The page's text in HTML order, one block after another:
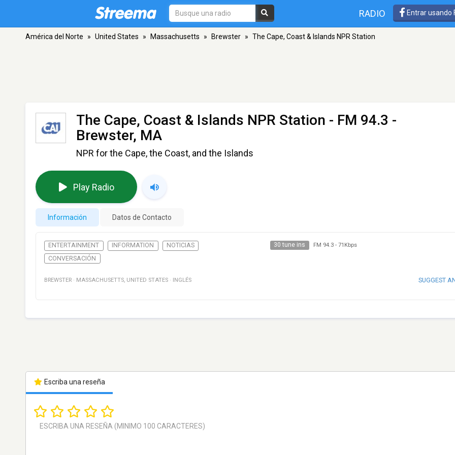
RADIO Entrar usando
América del Norte » United States » Massachusetts » Brewster » The Cape, Coast & Islands NPR Station
The Cape, Coast & Islands NPR Station - FM 94.3 -
Brewster, MA
NPR for the Cape, the Coast, and the Islands
Play Radio
Información Datos de Contacto
ENTERTAINMENT INFORMATION
NOTICIAS
CONVERSACIÓN
30 tune ins FM 94.3- 71Kbps
BREWSTER · MASSACHUSETTS, UNITED STATES · INGLÉS SUGGEST
Escriba una reseña